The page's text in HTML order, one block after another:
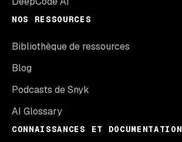
NOS RESSOURCES
Bibliothèque de ressources
Blog
Podcasts de Snyk
AI Glossary
CONNAISSANCES ET DOCUMENTATION